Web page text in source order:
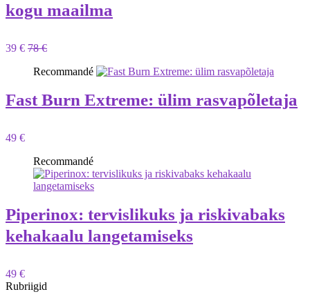
kogu maailma
39 € 78 €
Recommandé
Fast Burn Extreme: ülim rasvapõletaja
49 €
Recommandé
Piperinox: tervislikuks ja riskivabaks
kehakaalu langetamiseks
49 €
Rubriigid